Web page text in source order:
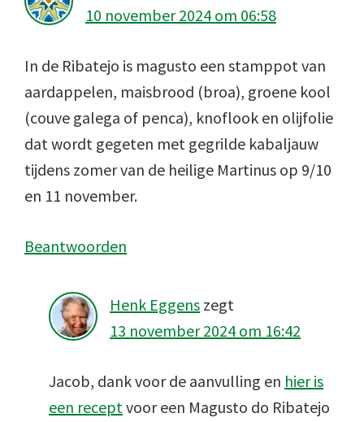
10 november 2024 om 06:58
In de Ribatejo is magusto een stamppot van
aardappelen, maisbrood (broa), groene kool
(couve galega of penca), knoflook en olijfolie
dat wordt gegeten met gegrilde kabaljauw
tijdens zomer van de heilige Martinus op 9/10
en 11 november.
Beantwoorden
Henk Eggens zegt
13 november 2024 om 16:42
Jacob, dank voor de aanvulling en hier is
een receptvoor een Magusto do Ribatejo